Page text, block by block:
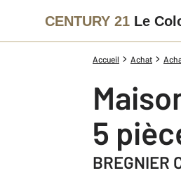
CENTURY 21 Le
Accueil Achat
5
BREGNIER